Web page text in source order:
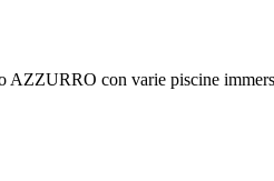
AZZURRO con varie piscine